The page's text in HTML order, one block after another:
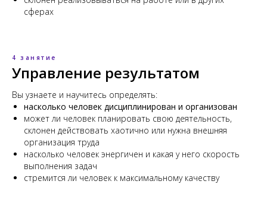
сферах
4 занятие
Управление результатом
Вы узнаете и научитесь определять:
насколько человек дисциплинирован и организован
может ли человек планировать свою деятельность,
склонен действовать хаотично или нужна внешняя
организация труда
насколько человек энергичен и какая у него скорость
выполнения задач
стремится ли человек к максимальному качеству